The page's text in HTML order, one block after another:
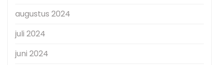
augustus 2024
juli 2024
juni 2024